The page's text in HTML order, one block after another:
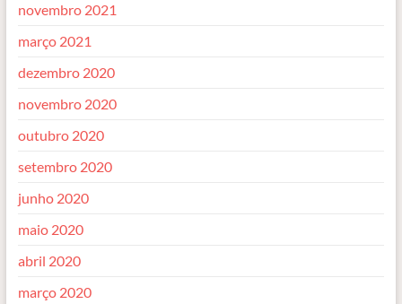
novembro 2021
março 2021
dezembro 2020
novembro 2020
outubro 2020
setembro 2020
junho 2020
maio 2020
abril 2020
março 2020